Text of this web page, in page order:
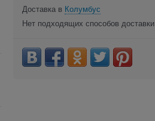
Доставка в Колумбус
Нет подходящих способов доставки